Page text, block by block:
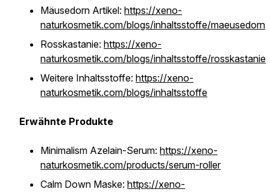
Mäusedorn Artikel: https://xeno-
naturkosmetik.com/blogs/inhaltsstoffe/maeusedorn
Rosskastanie: https://xeno-
naturkosmetik.com/blogs/inhaltsstoffe/rosskastanie
Weitere Inhaltsstoffe: https://xeno-
naturkosmetik.com/blogs/inhaltsstoffe
Erwähnte Produkte
Minimalism Azelain-Serum: https://xeno-
naturkosmetik.com/products/serum-roller
Calm Down Maske: https://xeno-